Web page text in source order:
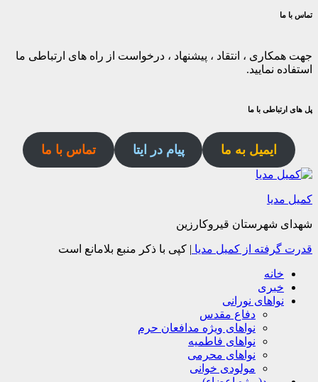
تماس با ما
جهت همکاری ، انتقاد ، پیشنهاد ، درخواست از راه های ارتباطی ما
استفاده نمایید.
پل های ارتباطی با ما
ایمیل به ما پیام در ایتا تماس با ما
کمیل مدیا
شهدای شهرستان قیروکارزین
قدرت گرفته از کمیل مدیا | کپی با ذکر منبع بلامانع است
خانه
خبری
نواهای نورانی
دفاع مقدس
نواهای ویژه مدافعان حرم
نواهای فاطمیه
نواهای محرمی
مولودی خوانی